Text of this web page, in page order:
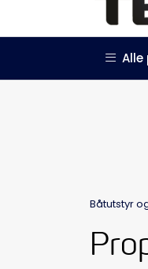
Alle
Båtutstyr